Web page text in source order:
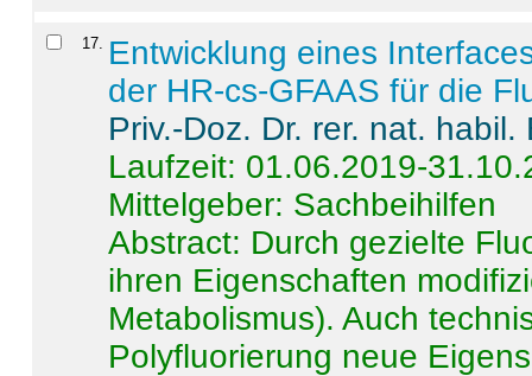
17
Entwicklung eines
der HR-cs-GFAAS für die
Priv.-Doz. Dr. rer. nat.
Laufzeit: 01.06.2019-
Mittelgeber: Sachbeihilfen
Abstract: Durch gezielte
ihren Eigenschaften
Metabolismus). Auch
Polyfluorierung neue